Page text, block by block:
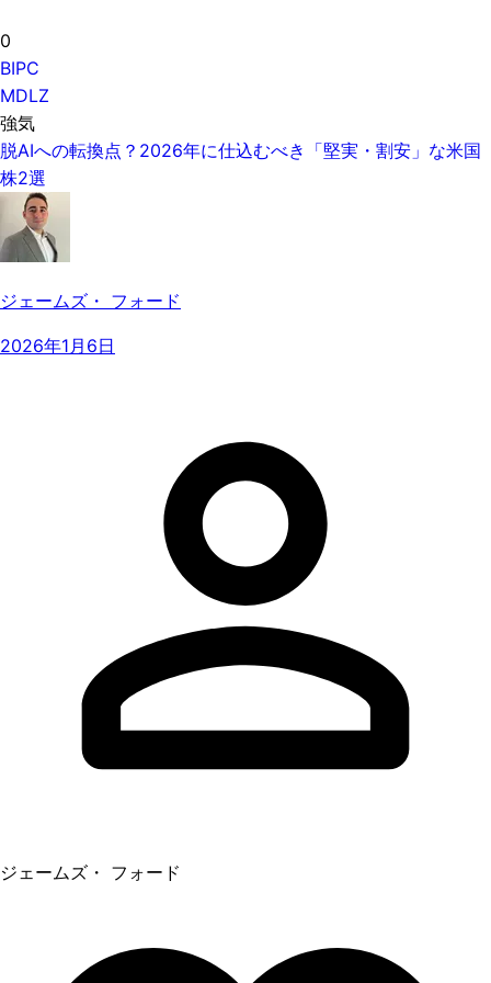
0
BIPC
MDLZ
強気
脱AIへの転換点？2026年に仕込むべき「堅実・割安」な米国
株2選
ジェームズ・ フォード
2026年1月6日
ジェームズ・ フォード